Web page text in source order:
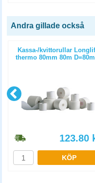
Andra gillade också
Kassa-/kvittorullar
thermo 80mm 80m
123.80
KÖP